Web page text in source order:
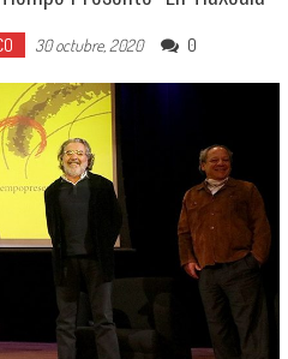
30 octubre, 2020 0